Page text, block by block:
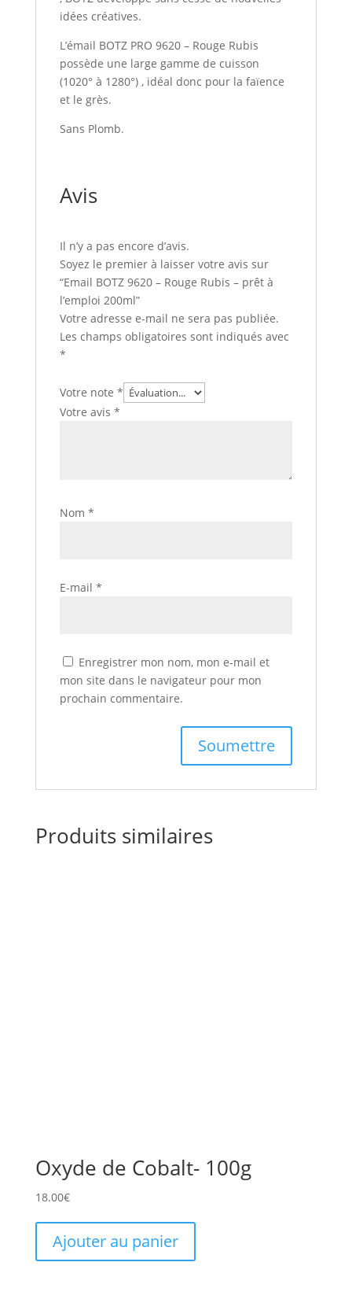
idées créatives.
L’émail BOTZ PRO 9620 – Rouge Rubis
possède une large gamme de cuisson
(1020° à 1280°) , idéal donc pour la faïence
et le grès.
Sans Plomb.
Avis
Il n’y a pas encore d’avis.
Soyez le premier à laisser votre avis sur
“Email BOTZ 9620 – Rouge Rubis – prêt à
l’emploi 200ml”
Votre adresse e-mail ne sera pas publiée.
Les champs obligatoires sont indiqués avec
*
Votre note *
Votre avis *
Nom *
E-mail *
Enregistrer mon nom, mon e-mail et
mon site dans le navigateur pour mon
prochain commentaire.
Produits similaires
Oxyde de Cobalt- 100g
18.00€
Ajouter au panier